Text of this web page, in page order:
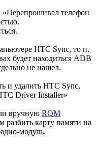
телефон
HTC Sync, то п.
будет находиться ADB
не нашел.
и удалить HTC Sync,
Driver Installer»
вручную ROM
карту памяти на
модуль.